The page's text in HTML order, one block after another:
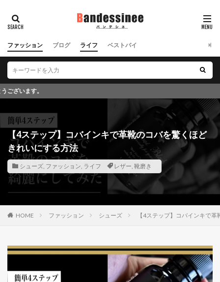
ファッション ブログ ライフ ベストバイ
【4ステップ】コバインキで革靴のコバを驚くほど
きれいにする方法
シューズ, ファッション, ライフ レザー, 靴磨き
HOME ファッション シューズ 【4ステップ】コバインキで